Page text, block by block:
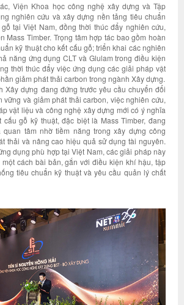
Viện Khoa học công nghệ xây dựng và Tập
nghiên cứu và xây dựng nền tảng tiêu chuẩn
tại Việt Nam, đồng thời thúc đẩy nghiên cứu,
Mass Timber. Trọng tâm hợp tác bao gồm hoàn
kỹ thuật cho kết cấu gỗ; triển khai các nghiên
năng ứng dụng CLT và Glulam trong điều kiện
thời thúc đẩy việc ứng dụng các giải pháp vật
giảm phát thải carbon trong ngành Xây dựng.
Xây dựng đang đứng trước yêu cầu chuyển đổi
vững và giảm phát thải carbon, việc nghiên cứu,
vật liệu và công nghệ xây dựng mới có ý nghĩa
cấu gỗ kỹ thuật, đặc biệt là Mass Timber, đang
tâm nhờ tiềm năng trong xây dựng công
thải và nâng cao hiệu quả sử dụng tài nguyên.
dụng phù hợp tại Việt Nam, các giải pháp này
cách bài bản, gắn với điều kiện khí hậu, tập
tiêu chuẩn kỹ thuật và yêu cầu quản lý chất